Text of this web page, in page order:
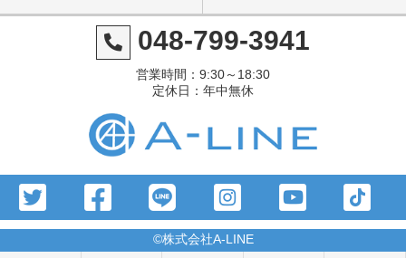
048-799-3941
営業時間：9:30～18:30
定休日：年中無休
©株式会社A-LINE